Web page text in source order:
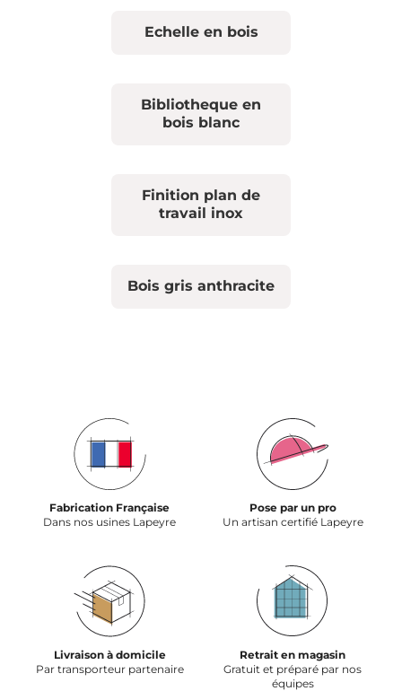
Echelle en bois
Bibliotheque en
bois blanc
Finition plan de
travail inox
Bois gris anthracite
Fabrication Française
Dans nos usines Lapeyre
Pose par un pro
Un artisan certifié Lapeyre
Livraison à domicile
Par transporteur partenaire
Retrait en magasin
Gratuit et préparé par nos
équipes